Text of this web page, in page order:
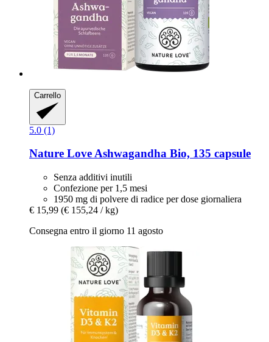
Carrello
5.0 (1)
Nature LoveAshwagandha Bio, 135 capsule
Senza additivi inutili
Confezione per 1,5 mesi
1950 mg di polvere di radice per dose giornaliera
€ 15,99 (€ 155,24 / kg)
Consegna entro il giorno 11 agosto